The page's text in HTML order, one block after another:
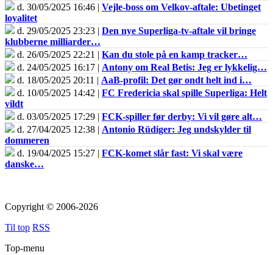
d. 30/05/2025 16:46 | Vejle-boss om Velkov-aftale: Ubetinget
loyalitet
d. 29/05/2025 23:23 | Den nye Superliga-tv-aftale vil bringe
klubberne milliarder…
d. 26/05/2025 22:21 | Kan du stole på en kamp tracker…
d. 24/05/2025 16:17 | Antony om Real Betis: Jeg er lykkelig…
d. 18/05/2025 20:11 | AaB-profil: Det gør ondt helt ind i…
d. 10/05/2025 14:42 | FC Fredericia skal spille Superliga: Helt
vildt
d. 03/05/2025 17:29 | FCK-spiller før derby: Vi vil gøre alt…
d. 27/04/2025 12:38 | Antonio Rüdiger: Jeg undskylder til
dommeren
d. 19/04/2025 15:27 | FCK-komet slår fast: Vi skal være
danske…
Copyright © 2006-2026
Til top RSS
Top-menu